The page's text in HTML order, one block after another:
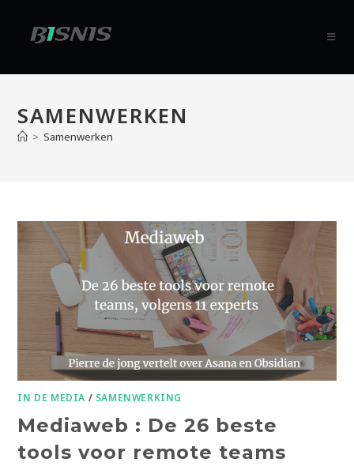
SAMENWERKEN
> Samenwerken
IN DE MEDIA / SAMENWERKING
Mediaweb : De 26 beste
tools voor remote teams